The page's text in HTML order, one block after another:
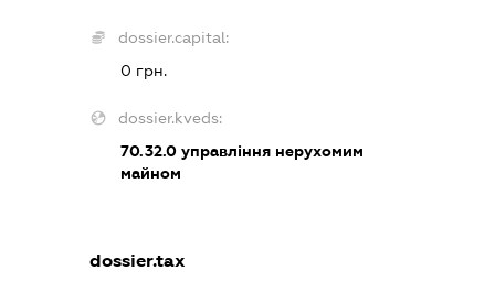
dossier.capital:
0 грн.
dossier.kveds:
70.32.0управління нерухомим
майном
dossier.tax